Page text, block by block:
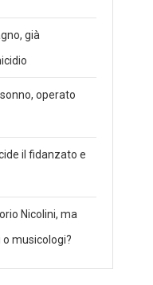
già
operato
il fidanzato e
Nicolini, ma
musicologi?